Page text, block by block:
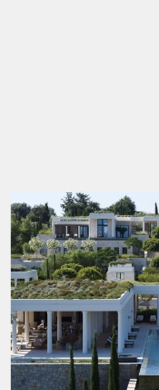
Η αρχιτεκτονική
Tuttleκαι του
ακολούθησαν τη
συνολικά το
Ελλάδα είναι
Πέτρα, νερό,
ανοιχτές
παραπέμπει